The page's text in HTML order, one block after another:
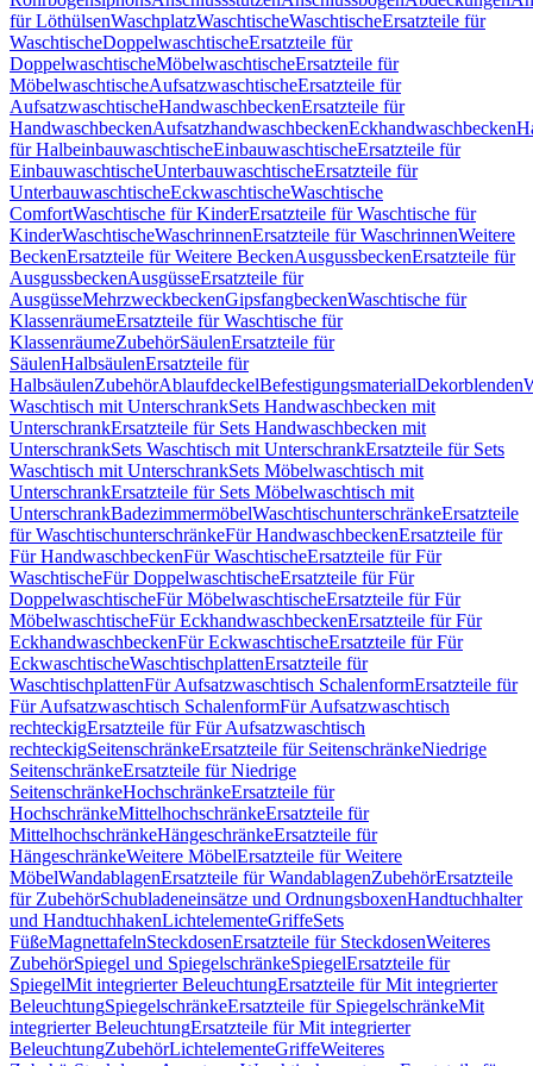
für LöthülsenWaschplatzWaschtischeWaschtischeErsatzteile für
WaschtischeDoppelwaschtischeErsatzteile für
DoppelwaschtischeMöbelwaschtischeErsatzteile für
MöbelwaschtischeAufsatzwaschtischeErsatzteile für
AufsatzwaschtischeHandwaschbeckenErsatzteile für
HandwaschbeckenAufsatzhandwaschbeckenEckhandwaschbecken
für HalbeinbauwaschtischeEinbauwaschtischeErsatzteile für
EinbauwaschtischeUnterbauwaschtischeErsatzteile für
UnterbauwaschtischeEckwaschtischeWaschtische
ComfortWaschtische für KinderErsatzteile für Waschtische für
KinderWaschtischeWaschrinnenErsatzteile für WaschrinnenWeitere
BeckenErsatzteile für Weitere BeckenAusgussbeckenErsatzteile für
AusgussbeckenAusgüsseErsatzteile für
AusgüsseMehrzweckbeckenGipsfangbeckenWaschtische für
KlassenräumeErsatzteile für Waschtische für
KlassenräumeZubehörSäulenErsatzteile für
SäulenHalbsäulenErsatzteile für
HalbsäulenZubehörAblaufdeckelBefestigungsmaterialDekorblenden
Waschtisch mit UnterschrankSets Handwaschbecken mit
UnterschrankErsatzteile für Sets Handwaschbecken mit
UnterschrankSets Waschtisch mit UnterschrankErsatzteile für Sets
Waschtisch mit UnterschrankSets Möbelwaschtisch mit
UnterschrankErsatzteile für Sets Möbelwaschtisch mit
UnterschrankBadezimmermöbelWaschtischunterschränkeErsatzteile
für WaschtischunterschränkeFür HandwaschbeckenErsatzteile für
Für HandwaschbeckenFür WaschtischeErsatzteile für Für
WaschtischeFür DoppelwaschtischeErsatzteile für Für
DoppelwaschtischeFür MöbelwaschtischeErsatzteile für Für
MöbelwaschtischeFür EckhandwaschbeckenErsatzteile für Für
EckhandwaschbeckenFür EckwaschtischeErsatzteile für Für
EckwaschtischeWaschtischplattenErsatzteile für
WaschtischplattenFür Aufsatzwaschtisch SchalenformErsatzteile für
Für Aufsatzwaschtisch SchalenformFür Aufsatzwaschtisch
rechteckigErsatzteile für Für Aufsatzwaschtisch
rechteckigSeitenschränkeErsatzteile für SeitenschränkeNiedrige
SeitenschränkeErsatzteile für Niedrige
SeitenschränkeHochschränkeErsatzteile für
HochschränkeMittelhochschränkeErsatzteile für
MittelhochschränkeHängeschränkeErsatzteile für
HängeschränkeWeitere MöbelErsatzteile für Weitere
MöbelWandablagenErsatzteile für WandablagenZubehörErsatzteile
für ZubehörSchubladeneinsätze und OrdnungsboxenHandtuchhalter
und HandtuchhakenLichtelementeGriffeSets
FüßeMagnettafelnSteckdosenErsatzteile für SteckdosenWeiteres
ZubehörSpiegel und SpiegelschränkeSpiegelErsatzteile für
SpiegelMit integrierter BeleuchtungErsatzteile für Mit integrierter
BeleuchtungSpiegelschränkeErsatzteile für SpiegelschränkeMit
integrierter BeleuchtungErsatzteile für Mit integrierter
BeleuchtungZubehörLichtelementeGriffeWeiteres